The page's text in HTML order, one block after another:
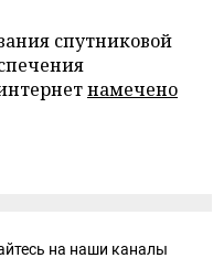
спутниковой
намечено
на наши каналы